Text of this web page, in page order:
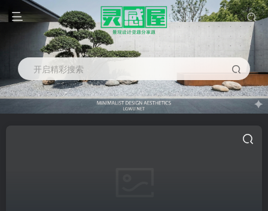
开启精彩搜索